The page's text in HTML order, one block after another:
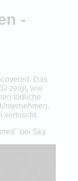
-
Das
zeigt, wie
tödliche
vertuscht.
bei Sky